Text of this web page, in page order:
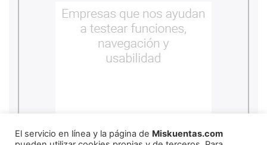
El servicio en línea y la página de Miskuentas.com